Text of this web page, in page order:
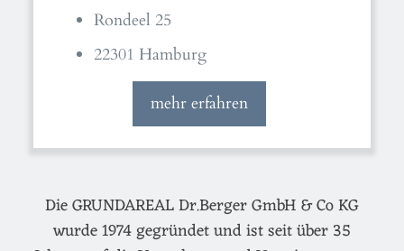
Rondeel 25
22301 Hamburg
mehr erfahren
Die GRUNDAREAL Dr.Berger GmbH & Co KG
wurde 1974 gegründet und ist seit über 35